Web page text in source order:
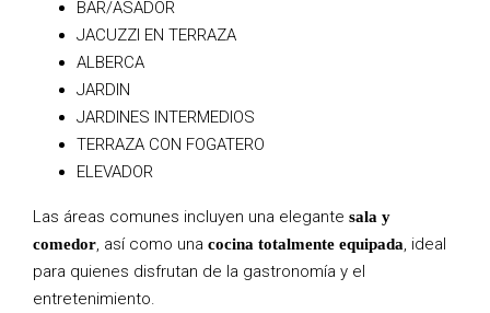
BAR/ASADOR
JACUZZI EN TERRAZA
ALBERCA
JARDIN
JARDINES INTERMEDIOS
TERRAZA CON FOGATERO
ELEVADOR
Las áreas comunes incluyen una elegante sala y
comedor, así como una cocina totalmente equipada, ideal
para quienes disfrutan de la gastronomía y el
entretenimiento.